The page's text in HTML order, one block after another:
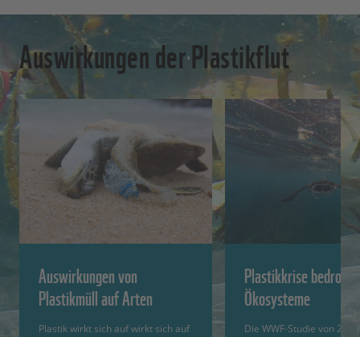
Auswirkungen der Plastikflut
Auswirkungen von
Plastikmüll auf Arten
Plastik wirkt sich auf wirkt sich auf
Plastikkrise bedroht
Ökosysteme
Die WWF-Studie von